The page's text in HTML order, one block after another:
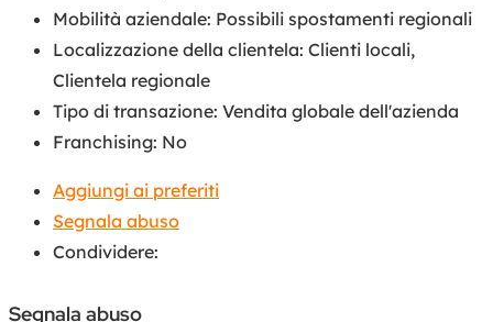
Mobilità aziendale: Possibili spostamenti regionali
Localizzazione della clientela: Clienti locali,
Clientela regionale
Tipo di transazione: Vendita globale dell'azienda
Franchising: No
Aggiungi ai preferiti
Segnala abuso
Condividere:
Segnala abuso